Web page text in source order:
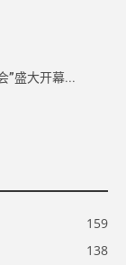
”盛大开幕...
159
138